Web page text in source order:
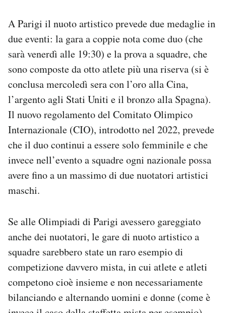
A Parigi il nuoto artistico prevede due medaglie in
due eventi: la gara a coppie nota come duo (che
sarà venerdì alle 19:30) e la prova a squadre, che
sono composte da otto atlete più una riserva (si è
conclusa mercoledì sera con l’oro alla Cina,
l’argento agli Stati Uniti e il bronzo alla Spagna).
Il nuovo regolamento del Comitato Olimpico
Internazionale (CIO), introdotto nel 2022, prevede
che il duo continui a essere solo femminile e che
invece nell’evento a squadre ogni nazionale possa
avere fino a un massimo di due nuotatori artistici
maschi.
Se alle Olimpiadi di Parigi avessero gareggiato
anche dei nuotatori, le gare di nuoto artistico a
squadre sarebbero state un raro esempio di
competizione davvero mista, in cui atlete e atleti
competono cioè insieme e non necessariamente
bilanciando e alternando uomini e donne (come è